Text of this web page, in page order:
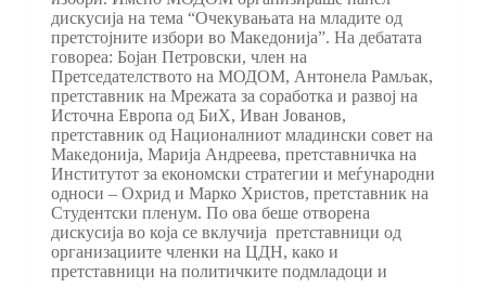
дискусија на тема “Очекувањата на младите од
претстојните избори во Македонија”. На дебатата
говореа: Бојан Петровски, член на
Претседателството на МОДОМ, Aнтонела Рамљак,
претставник на Мрежата за соработка и развој на
Источна Европа од БиХ, Иван Јованов,
претставник од Националниот младински совет на
Македонија, Марија Андреева, претставничка на
Институтот за економски стратегии и меѓународни
односи – Охрид и Марко Христов, претставник на
Студентски пленум. По ова беше отворена
дискусија во која се вклучија претставници од
организациите членки на ЦДН, како и
претставници на политичките подмладоци и